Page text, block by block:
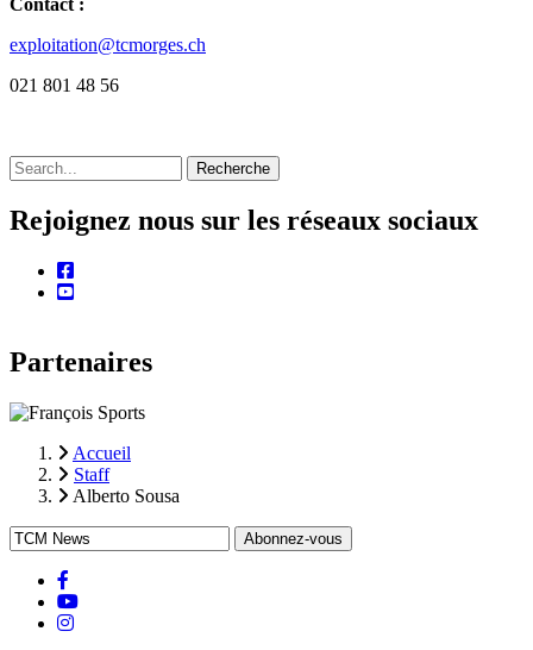
Contact :
exploitation@tcmorges.ch
021 801 48 56
Recherche
Rejoignez nous sur les réseaux sociaux
facebook
youtube
Partenaires
Fil
Accueil
Staff
Alberto Sousa
Youtube
instagram